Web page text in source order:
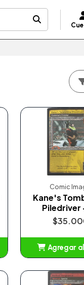
Comic
Kane's
Piledriver
Agregar